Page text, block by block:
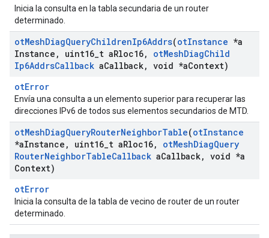
Inicia la consulta en la tabla secundaria de un router
determinado.
otMeshDiagQueryChildrenIp6Addrs(otInstance *a
Instance , uint16 t aRloc16, otMeshDiagChild
Ip6AddrsCallback aCallback, void *aContext)
otError
Envía una consulta a un elemento superior para recuperar las
direcciones IPv6 de todos sus elementos secundarios de MTD.
otMeshDiagQueryRouterNeighborTable(otInstance
*aInstance , uint16 t aRloc16, otMeshDiagQuery
RouterNeighborTableCallback aCallback, void *a
Context)
otError
Inicia la consulta de la tabla de vecino de router de un router
determinado.